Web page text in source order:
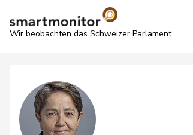
Wir beobachten das Schweizer Parlament